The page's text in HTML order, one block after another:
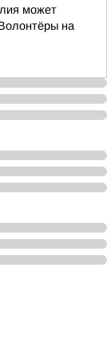
может
на